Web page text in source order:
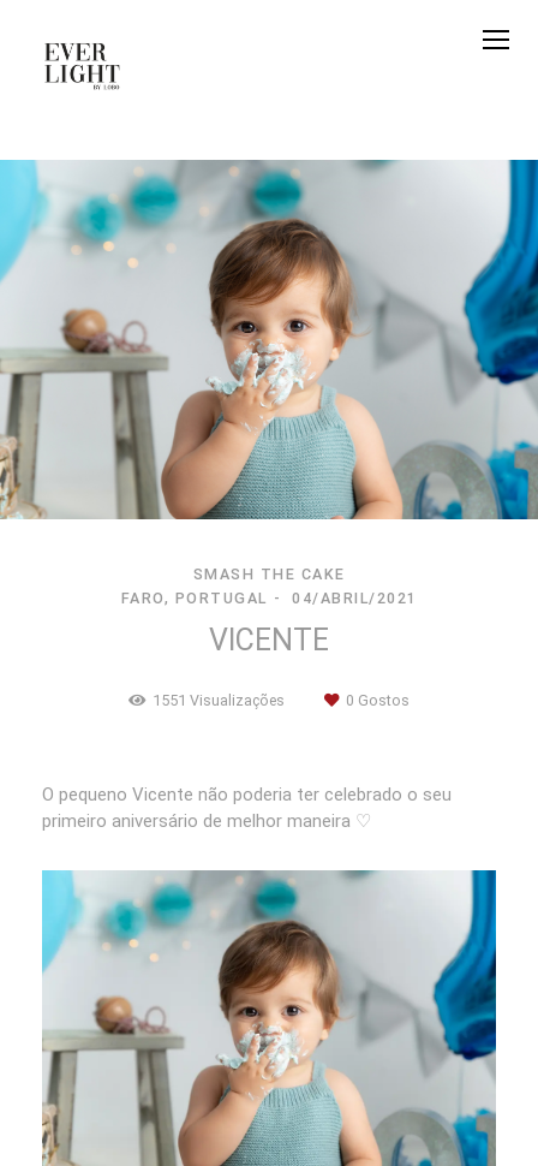
SMASH THE CAKE
FARO, PORTUGAL
04/ABRIL/2021
VICENTE
1551 Visualizações 0 Gostos
O pequeno Vicente não poderia ter celebrado o seu
primeiro aniversário de melhor maneira ♡